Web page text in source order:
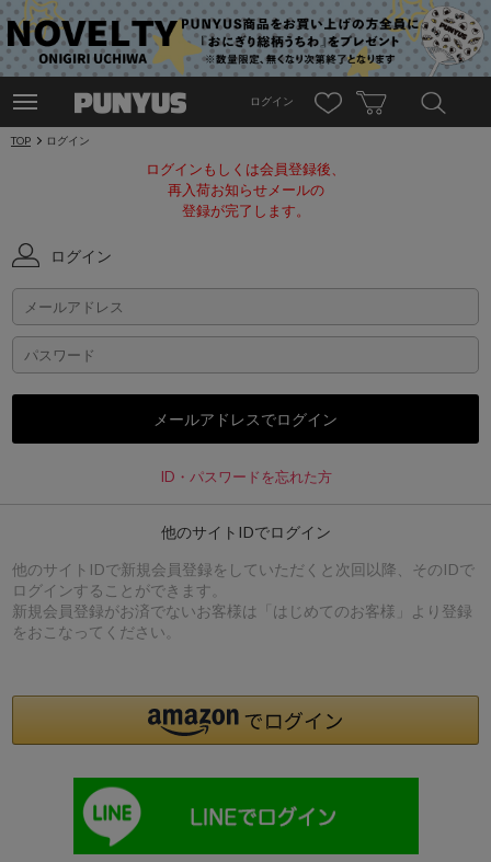
ログイン
TOP ログイン
ログインもしくは会員登録後、
再入荷お知らせメールの
登録が完了します。
ログイン
ID・パスワードを忘れた方
他のサイトIDでログイン
他のサイトIDで新規会員登録をしていただくと次回以降、そのIDで
ログインすることができます。
新規会員登録がお済でないお客様は「はじめてのお客様」より登録
をおこなってください。